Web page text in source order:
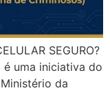
SEGURO?
é uma iniciativa do
da